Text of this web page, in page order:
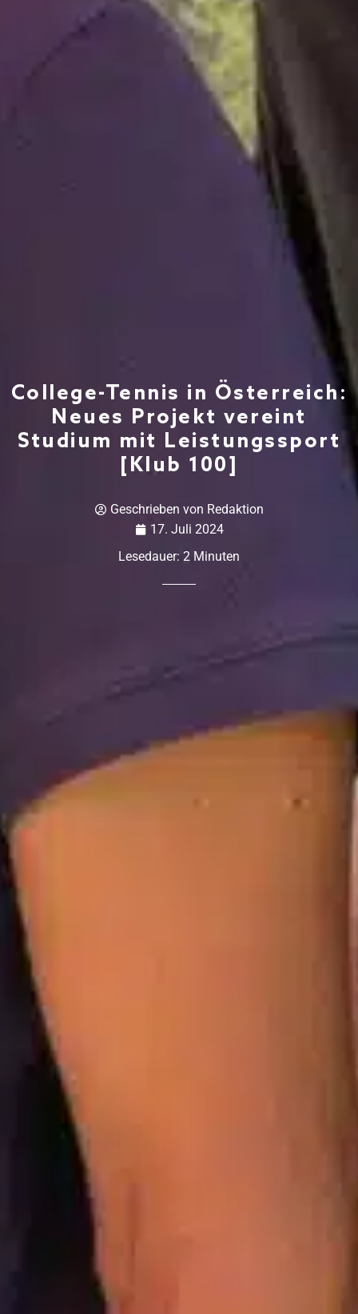
College-Tennis in Österreich:
Neues Projekt vereint
Studium mit Leistungssport
[Klub 100]
Geschrieben von Redaktion
17. Juli 2024
Lesedauer: 2 Minuten